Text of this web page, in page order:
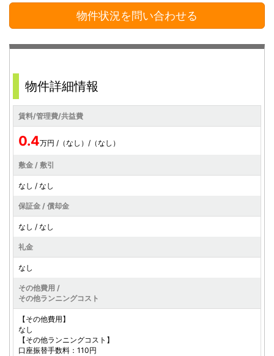
物件状況を問い合わせる
物件詳細情報
賃料/管理費/共益費
0.4万円 /（なし）/（なし）
敷金 / 敷引
なし / なし
保証金 / 償却金
なし / なし
礼金
なし
その他費用 /
その他ランニングコスト
【その他費用】
なし
【その他ランニングコスト】
口座振替手数料：110円